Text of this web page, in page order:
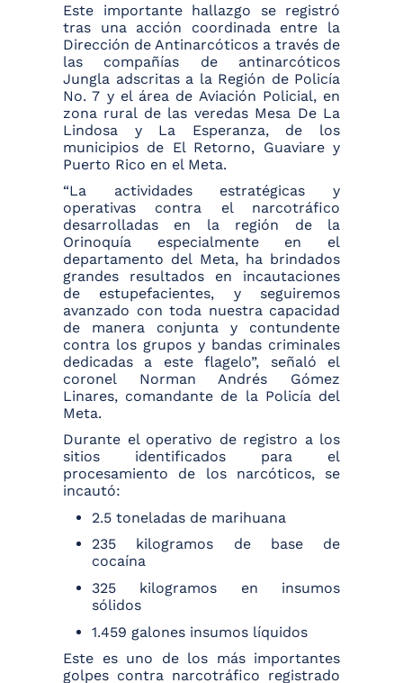
Este importante hallazgo se registró
tras una acción coordinada entre la
Dirección de Antinarcóticos a través de
las compañías de antinarcóticos
Jungla adscritas a la Región de Policía
No. 7 y el área de Aviación Policial, en
zona rural de las veredas Mesa De La
Lindosa y La Esperanza, de los
municipios de El Retorno, Guaviare y
Puerto Rico en el Meta.
“La actividades estratégicas y
operativas contra el narcotráfico
desarrolladas en la región de la
Orinoquía especialmente en el
departamento del Meta, ha brindados
grandes resultados en incautaciones
de estupefacientes, y seguiremos
avanzado con toda nuestra capacidad
de manera conjunta y contundente
contra los grupos y bandas criminales
dedicadas a este flagelo”, señaló el
coronel Norman Andrés Gómez
Linares, comandante de la Policía del
Meta.
Durante el operativo de registro a los
sitios identificados para el
procesamiento de los narcóticos, se
incautó:
2.5 toneladas de marihuana
235 kilogramos de base de
cocaína
325 kilogramos en insumos
sólidos
1.459 galones insumos líquidos
Este es uno de los más importantes
golpes contra narcotráfico registrado